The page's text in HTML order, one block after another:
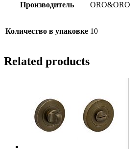
Производитель ORO&ORO
Количество в упаковке 10
Related products